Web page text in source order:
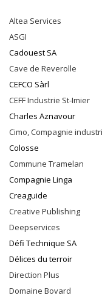
Altea Services
ASGI
Cadouest SA
Cave de Reverolle
CEFCO Sàrl
CEFF Industrie St-Imier
Charles Aznavour
Cimo, Compagnie
Colosse
Commune Tramelan
Compagnie Linga
Creaguide
Creative Publishing
Deepservices
Défi Technique SA
Délices du terroir
Direction Plus
Domaine Bovard